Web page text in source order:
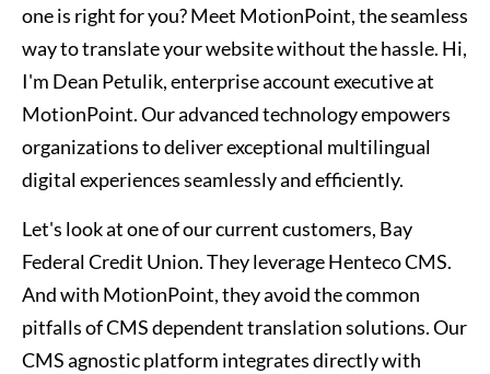
one is right for you? Meet MotionPoint, the seamless
way to translate your website without the hassle. Hi,
I'm Dean Petulik, enterprise account executive at
MotionPoint. Our advanced technology empowers
organizations to deliver exceptional multilingual
digital experiences seamlessly and efficiently.
Let's look at one of our current customers, Bay
Federal Credit Union. They leverage Henteco CMS.
And with MotionPoint, they avoid the common
pitfalls of CMS dependent translation solutions. Our
CMS agnostic platform integrates directly with